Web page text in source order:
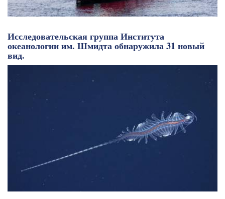
Исследовательская группа Института
океанологии им. Шмидта обнаружила 31 новый
вид.